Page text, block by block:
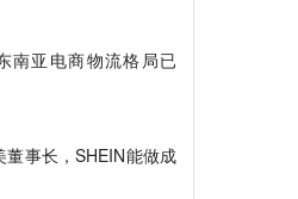
南亚电商物流格局已
事长，SHEIN能做成